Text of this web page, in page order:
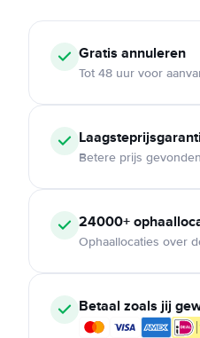
Gratis annuleren
Tot 48 uur voor
Betere prijs
24000+
Ophaallocaties over
Betaal zoals jij